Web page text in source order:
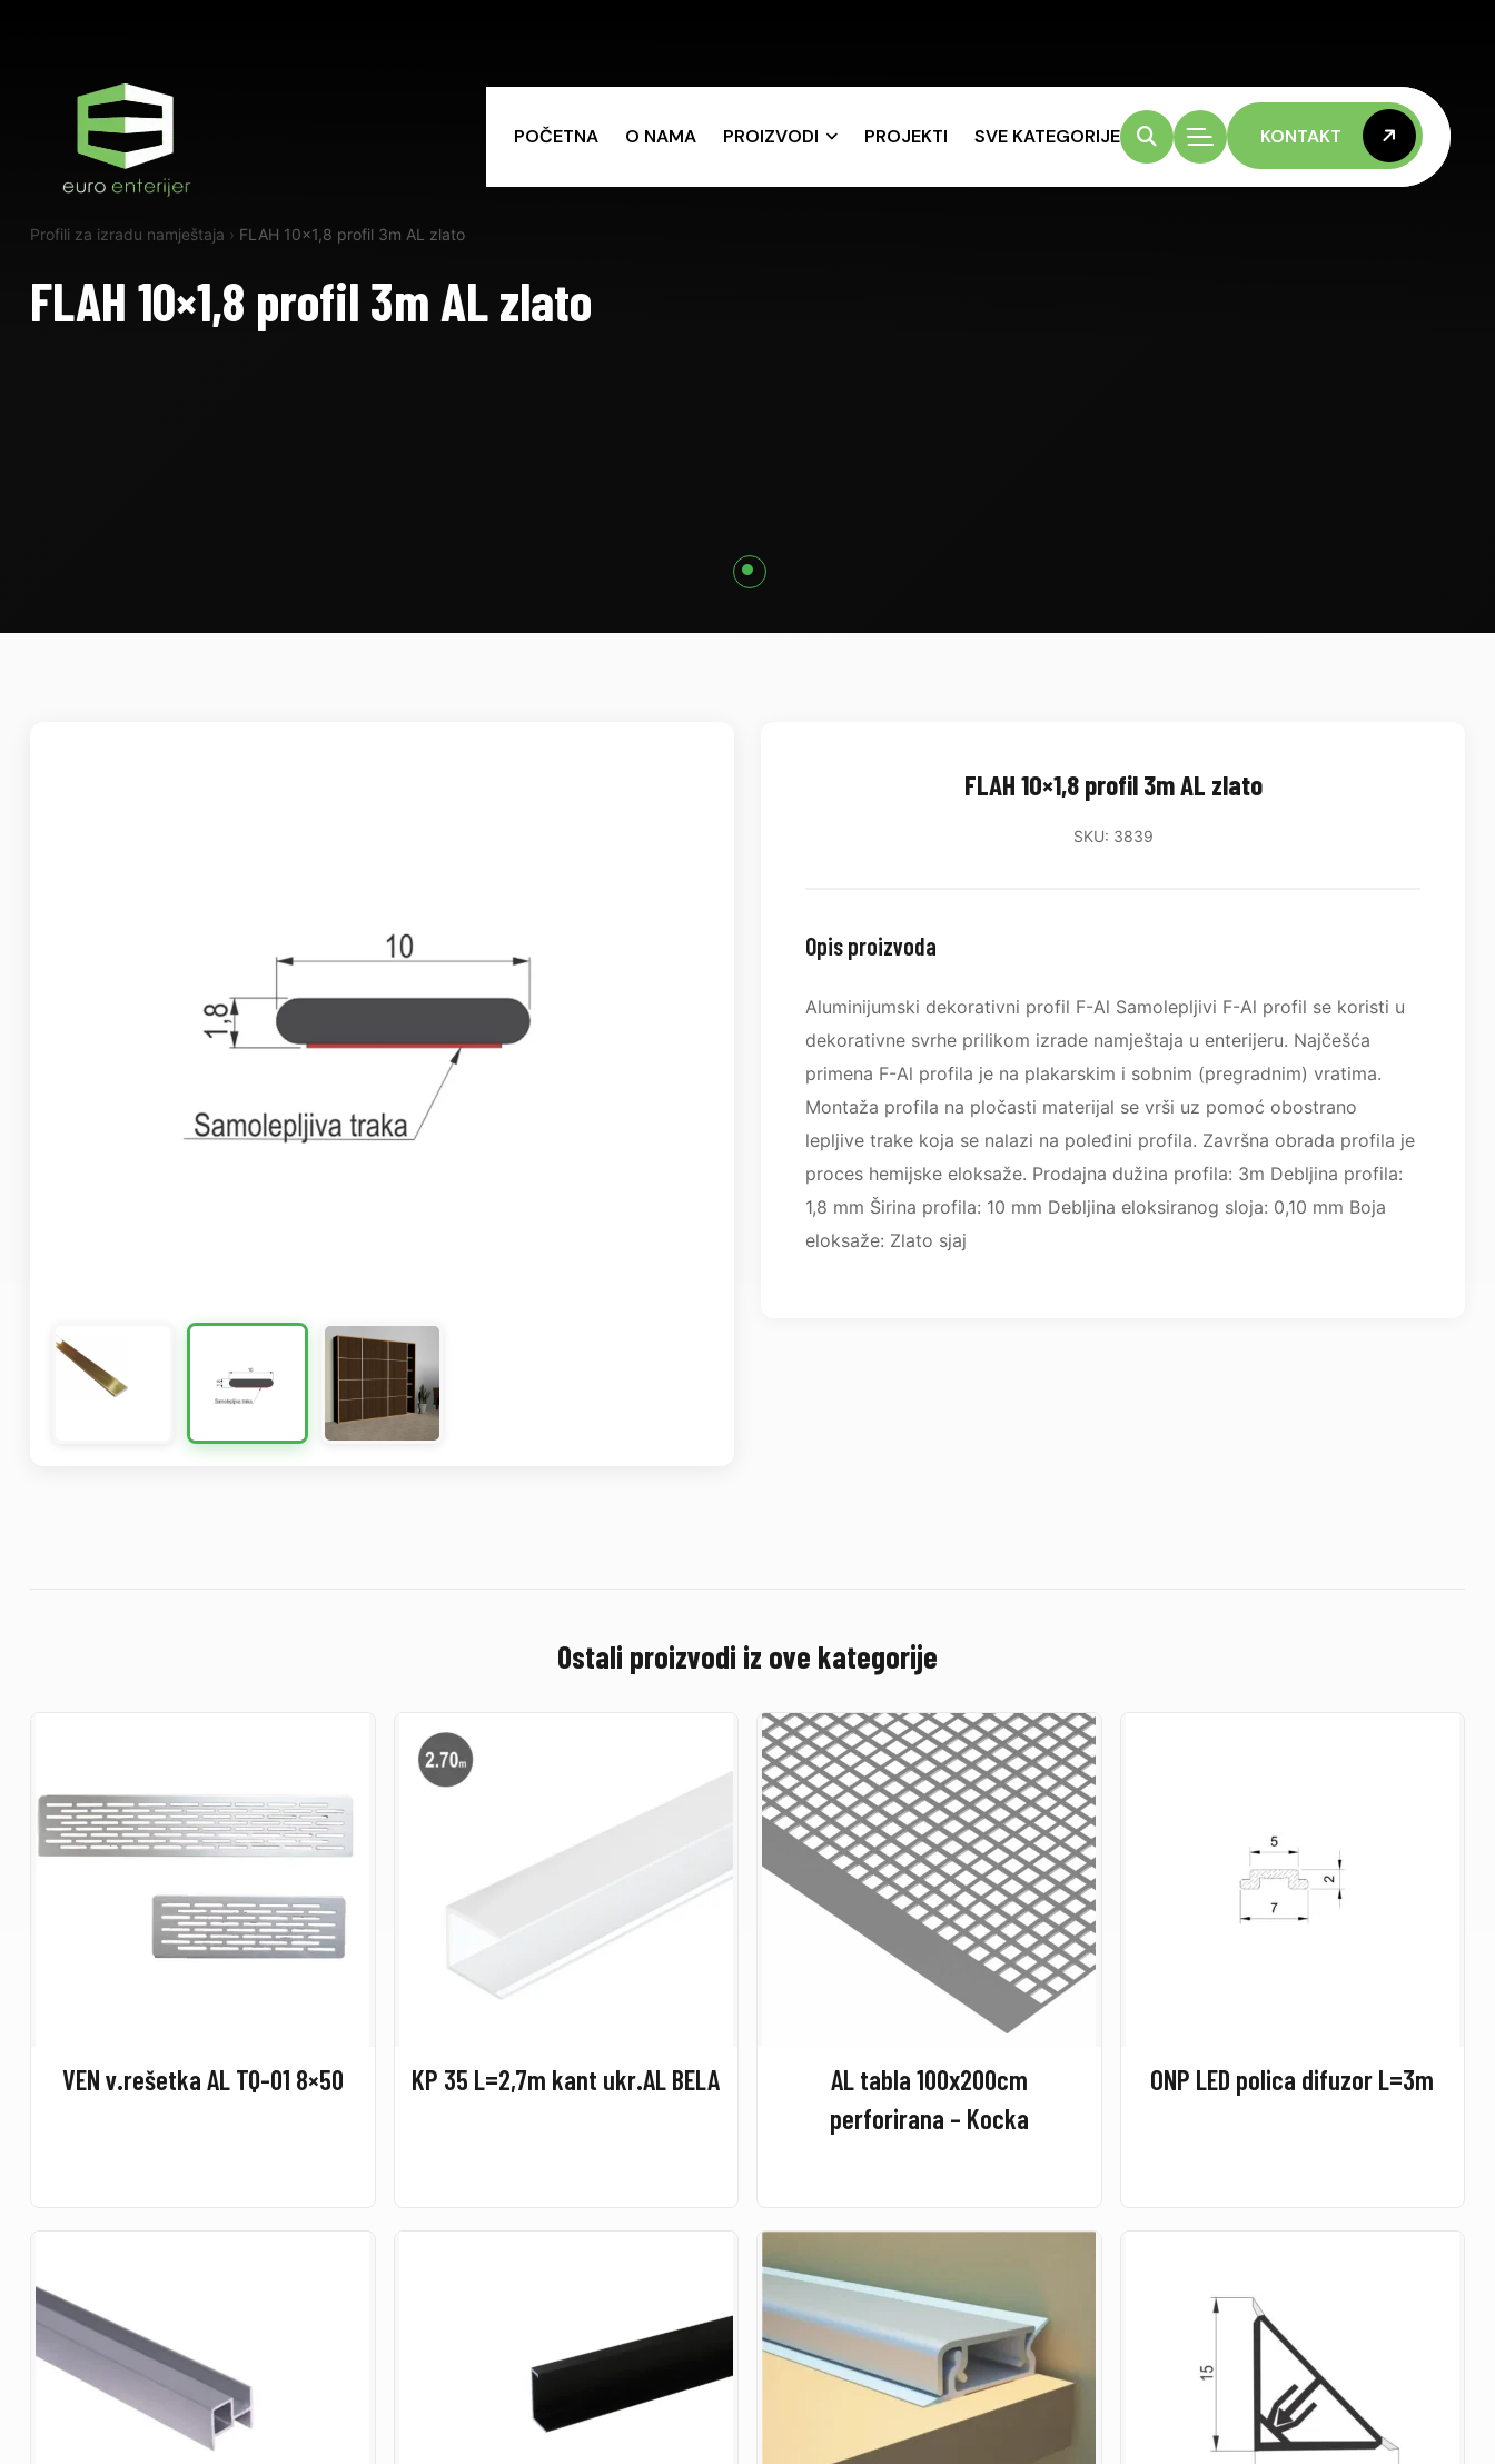
POČETNA O NAMA PROIZVODI PROJEKTI SVE KATEGORIJE KONTAKT
KONTAKT
Profili za izradu namještaja › FLAH 10×1,8 profil 3m AL zlato
FLAH 10×1,8 profil 3m AL zlato
FLAH 10×1,8 profil 3m AL zlato
SKU: 3839
Opis proizvoda
Aluminijumski dekorativni profil F-Al Samolepljivi F-Al profil se koristi u
dekorativne svrhe prilikom izrade namještaja u enterijeru. Najčešća
primena F-Al profila je na plakarskim i sobnim (pregradnim) vratima.
Montaža profila na pločasti materijal se vrši uz pomoć obostrano
lepljive trake koja se nalazi na poleđini profila. Završna obrada profila je
proces hemijske eloksaže. Prodajna dužina profila: 3m Debljina profila:
1,8 mm Širina profila: 10 mm Debljina eloksiranog sloja: 0,10 mm Boja
eloksaže: Zlato sjaj
Ostali proizvodi iz ove kategorije
VEN v.rešetka AL TQ-01 8×50 KP 35 L=2,7m kant ukr.AL BELA
AL tabla 100x200cm
perforirana – Kocka
ONP LED polica difuzor L=3m